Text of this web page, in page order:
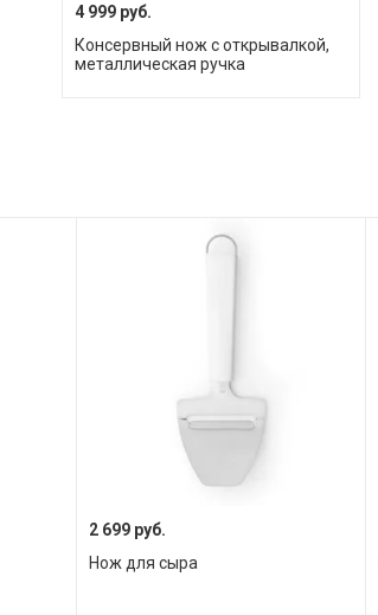
4 999 руб.
Консервный нож с открывалкой,
металлическая ручка
2 699 руб.
Нож для сыра